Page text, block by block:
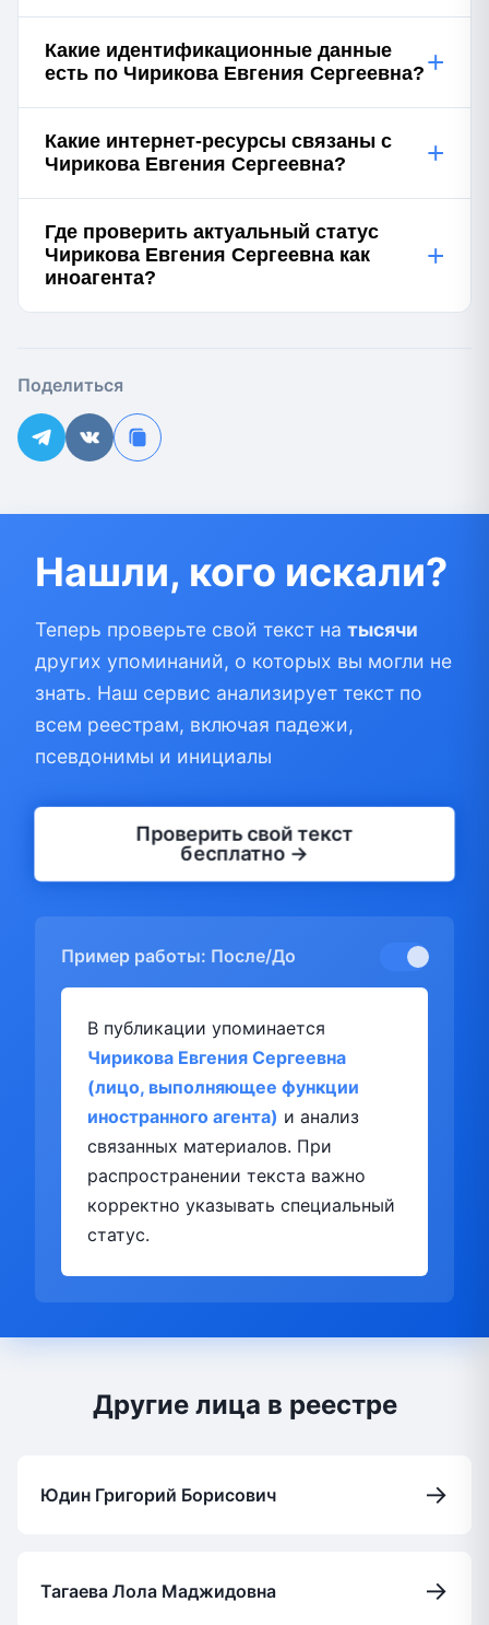
Какие идентификационные данные
есть по Чирикова Евгения Сергеевна? +
Какие интернет-ресурсы связаны с
Чирикова Евгения Сергеевна?
+
Где проверить актуальный статус
Чирикова Евгения Сергеевна как
иноагента?
+
Поделиться
Нашли, кого искали?
Теперь проверьте свой текст на тысячи
других упоминаний, о которых вы могли не
знать. Наш сервис анализирует текст по
всем реестрам, включая падежи,
псевдонимы и инициалы
Проверить свой текст
бесплатно →
Пример работы: После/До
В публикации упоминается
Чирикова Евгения Сергеевна
(лицо, выполняющее функции
иностранного агента) и анализ
связанных материалов. При
распространении текста важно
корректно указывать специальный
статус.
Другие лица в реестре
Юдин Григорий Борисович →
Тагаева Лола Маджидовна →